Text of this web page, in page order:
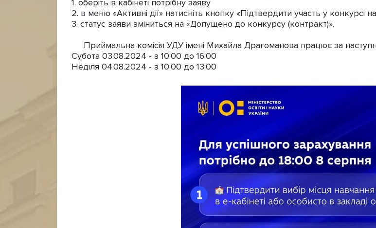
1. оберіть в кабінеті потрібну заяву
2. в меню «Активні дії» натисніть кнопку «Підтвердити участь у
3. статус заяви зміниться на «Допущено до конкурсу (контракт)».
Приймальна комісія УДУ імені Михайла Драгоманова працює за
Субота 03.08.2024 - з 10:00 до 16:00
Неділя 04.08.2024 - з 10:00 до 13:00